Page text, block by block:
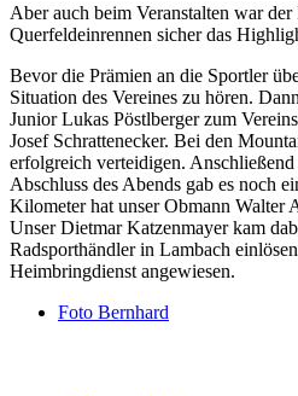
Aber auch beim Veranstalten war
Querfeldeinrennen sicher das
Bevor die Prämien an die Sportler
Situation des Vereines zu hören.
Junior Lukas Pöstlberger zum
Josef Schrattenecker. Bei den
erfolgreich verteidigen.
Abschluss des Abends gab es noch
Kilometer hat unser Obmann Walter
Unser Dietmar Katzenmayer kam
Radsporthändler in Lambach
Heimbringdienst angewiesen.
Foto Bernhard